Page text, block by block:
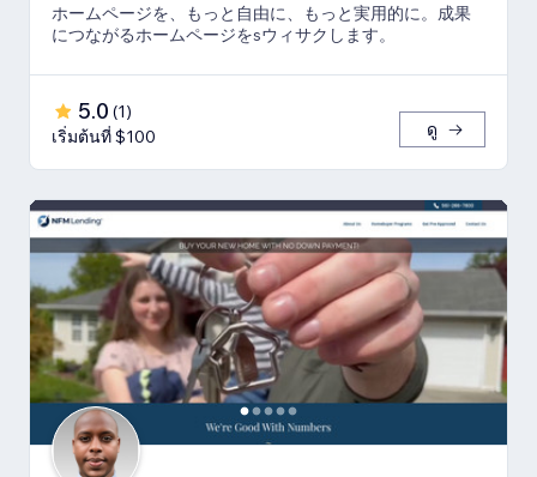
ホームページを、もっと自由に、もっと実用的に。成果
につながるホームページをsウィサクします。
5.0 (1)
เริ่มต้นที่ $100
ดู